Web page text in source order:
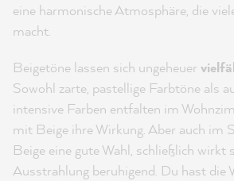
eine harmonische Atmosphäre, die
macht.
Beigetöne lassen sich ungeheuer
Sowohl zarte, pastellige Farbtöne als
intensive Farben entfalten im
mit Beige ihre Wirkung. Aber auch im
Beige eine gute Wahl, schließlich wirkt
Ausstrahlung beruhigend. Du hast die